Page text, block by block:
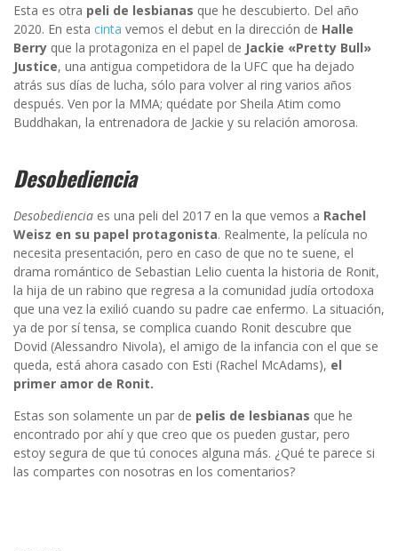
Esta es otra peli de lesbianas que he descubierto. Del año
2020. En esta cinta vemos el debut en la dirección de Halle
Berry que la protagoniza en el papel de Jackie «Pretty Bull»
Justice, una antigua competidora de la UFC que ha dejado
atrás sus días de lucha, sólo para volver al ring varios años
después. Ven por la MMA; quédate por Sheila Atim como
Buddhakan, la entrenadora de Jackie y su relación amorosa.
Desobediencia
Desobediencia es una peli del 2017 en la que vemos a Rachel
Weisz en su papel protagonista. Realmente, la película no
necesita presentación, pero en caso de que no te suene, el
drama romántico de Sebastian Lelio cuenta la historia de Ronit,
la hija de un rabino que regresa a la comunidad judía ortodoxa
que una vez la exilió cuando su padre cae enfermo. La situación,
ya de por sí tensa, se complica cuando Ronit descubre que
Dovid (Alessandro Nivola), el amigo de la infancia con el que se
queda, está ahora casado con Esti (Rachel McAdams), el
primer amor de Ronit.
Estas son solamente un par de pelis de lesbianas que he
encontrado por ahí y que creo que os pueden gustar, pero
estoy segura de que tú conoces alguna más. ¿Qué te parece si
las compartes con nosotras en los comentarios?